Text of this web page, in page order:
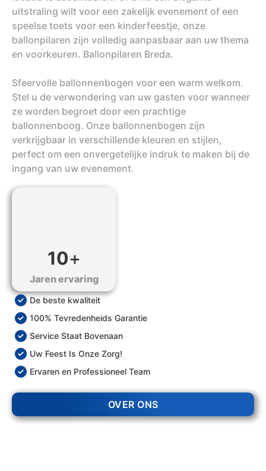
uitstraling wilt voor een zakelijk evenement of een
speelse toets voor een kinderfeestje, onze
ballonpilaren zijn volledig aanpasbaar aan uw thema
en voorkeuren. Ballonpilaren Breda.
Sfeervolle ballonnenbogen voor een warm welkom.
Stel u de verwondering van uw gasten voor wanneer
ze worden begroet door een prachtige
ballonnenboog. Onze ballonnenbogen zijn
verkrijgbaar in verschillende kleuren en stijlen,
perfect om een onvergetelijke indruk te maken bij de
ingang van uw evenement.
10+
Jaren ervaring
De beste kwaliteit
100% Tevredenheids Garantie
Service Staat Bovenaan
Uw Feest Is Onze Zorg!
Ervaren en Professioneel Team
OVER ONS